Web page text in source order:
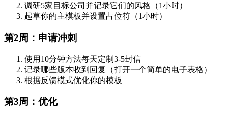
调研5家目标公司并记录它们的风格（1小时）
起草你的主模板并设置占位符（1小时）
第2周：申请冲刺
使用10分钟方法每天定制3-5封信
记录哪些版本收到回复（打开一个简单的电子表格）
根据反馈模式优化你的模板
第3周：优化